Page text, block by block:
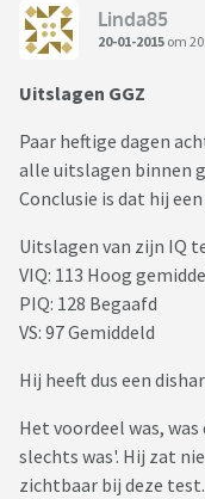
Linda85
20-01-2015 om
Uitslagen GGZ
Paar heftige dagen
alle uitslagen binnen
Conclusie is dat hij
Uitslagen van zijn IQ
VIQ: 113 Hoog
PIQ: 128 Begaafd
VS: 97 Gemiddeld
Hij heeft dus een
Het voordeel was,
slechts was'. Hij zat
zichtbaar bij deze